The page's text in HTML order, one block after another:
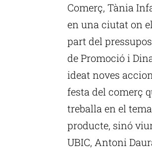
Comerç, Tània
en una ciutat on
part del
de Promoció i
ideat noves
festa del comerç
treballa en el
producte, sinó
UBIC, Antoni